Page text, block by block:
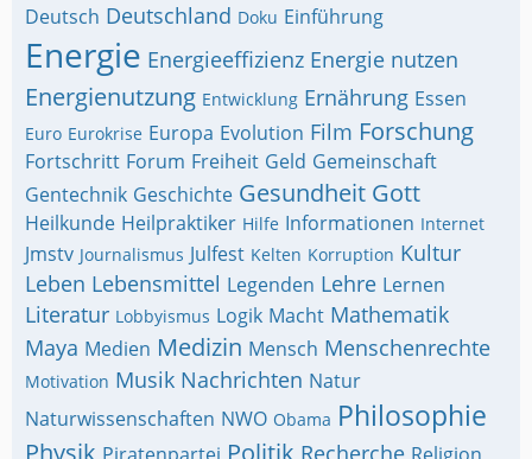
Deutsch Deutschland Doku Einführung
Energie Energieeffizienz Energie nutzen
Energienutzung Entwicklung Ernährung Essen
Euro Eurokrise Europa Evolution Film Forschung
Fortschritt Forum Freiheit Geld Gemeinschaft
Gentechnik Geschichte Gesundheit Gott
Heilkunde Heilpraktiker Hilfe Informationen Internet
Jmstv Journalismus Julfest Kelten Korruption Kultur
Leben Lebensmittel Legenden Lehre Lernen
Literatur Lobbyismus Logik Macht Mathematik
Maya Medien Medizin Mensch Menschenrechte
Motivation Musik Nachrichten Natur
Naturwissenschaften NWO Obama Philosophie
Physik Politik Recherche